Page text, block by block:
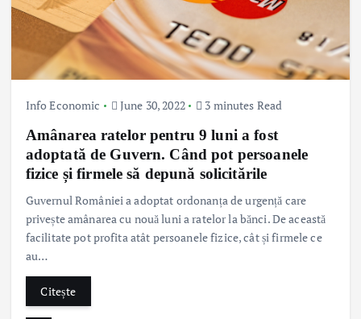
Info Economic June 30, 2022 3 minutes Read
Amânarea ratelor pentru 9 luni a fost
adoptată de Guvern. Când pot persoanele
fizice și firmele să depună solicitările
Guvernul României a adoptat ordonanța de urgență care
privește amânarea cu nouă luni a ratelor la bănci. De această
facilitate pot profita atât persoanele fizice, cât și firmele ce
au…
Citește